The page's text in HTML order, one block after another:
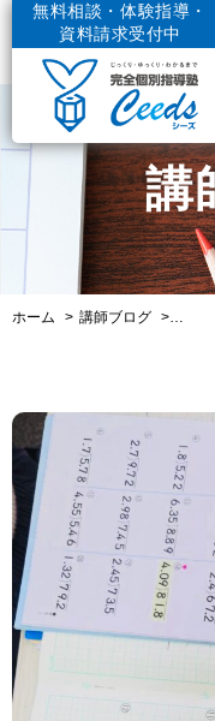
無料相談・体験指導・
資料請求受付中
講
ホーム 講師ブログ